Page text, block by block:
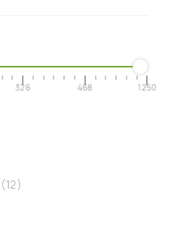
326 468 1250
12